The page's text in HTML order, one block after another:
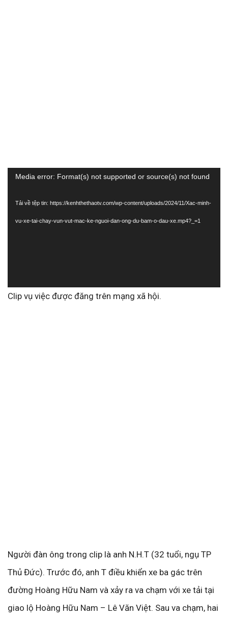
Trình
Media error: Format(s) not supported or source(s) not found
Tải về tệp tin: https://kenhthethaotv.com/wp-content/uploads/2024/11/Xac-minh-
vu-xe-tai-chay-vun-vut-mac-ke-nguoi-dan-ong-du-bam-o-dau-xe.mp4?_=1
Clip vụ việc được đăng trên mạng xã hội.
Người đàn ông trong clip là anh N.H.T (32 tuổi, ngụ TP
Thủ Đức). Trước đó, anh T điều khiển xe ba gác trên
đường Hoàng Hữu Nam và xảy ra va chạm với xe tải tại
giao lộ Hoàng Hữu Nam – Lê Văn Việt. Sau va chạm, hai